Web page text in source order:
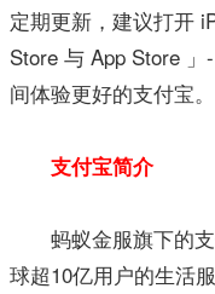
定期更新，建议打开
Store 与 App Store
间体验更好的支付宝。
支付宝简介
蚂蚁金服旗下的支
球超10亿用户的生活